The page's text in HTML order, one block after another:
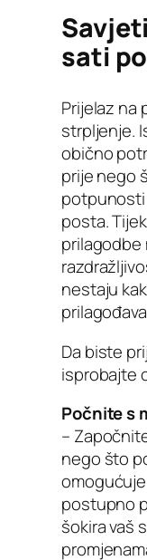
sati
Prijelaz na
strpljenje.
obično
prije nego
posta.
prilagodbe
nestaju
Da biste
isprobajte
Počnite s
–
nego što
postupno
šokira vaš